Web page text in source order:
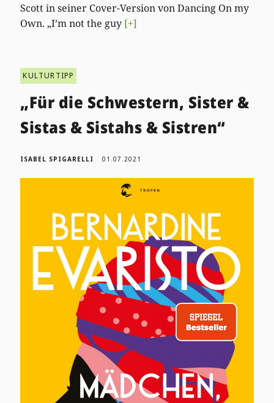
Scott in seiner Cover-Version von Dancing On my
Own. „I’m not the guy [+]
KULTURTIPP
„Für die Schwestern, Sister &
Sistas & Sistahs & Sistren“
ISABEL SPIGARELLI 01.07.2021